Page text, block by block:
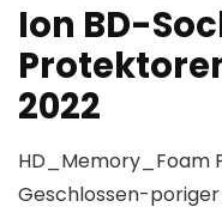
Ion BD-
2022
HD_Memory_Foam
Geschlossen-